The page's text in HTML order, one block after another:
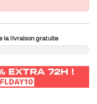
la livraison gratuite